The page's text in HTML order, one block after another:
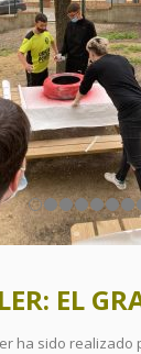
EL
ha sido realizado